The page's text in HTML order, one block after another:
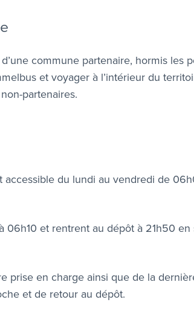
commune partenaire, hormis les
et voyager à l’intérieur du
partenaires.
accessible du lundi au vendredi de
06h10 et rentrent au dépôt à 21h50
prise en charge ainsi que de la
et de retour au dépôt.